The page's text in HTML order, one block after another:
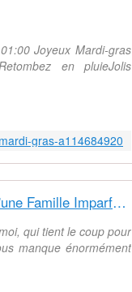
Joyeux Mardi-gras
en pluieJolis
gras-a114684920
Ze Chroniques d'une Famille Imparfaite
qui tient le coup pour
manque énormément